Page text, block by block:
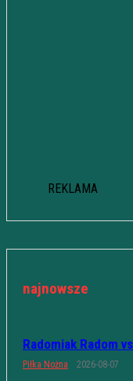
REKLAMA
najnowsze
Radomiak Radom
Piłka Nożna 2026-08-07